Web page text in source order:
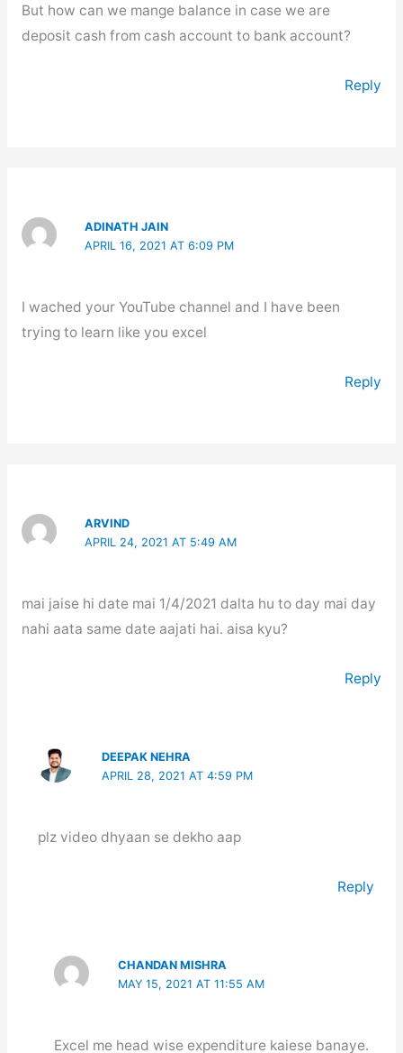
But how can we mange balance in case we are
deposit cash from cash account to bank account?
Reply
ADINATH JAIN
APRIL 16, 2021 AT 6:09 PM
I wached your YouTube channel and I have been
trying to learn like you excel
Reply
ARVIND
APRIL 24, 2021 AT 5:49 AM
mai jaise hi date mai 1/4/2021 dalta hu to day mai day
nahi aata same date aajati hai. aisa kyu?
Reply
DEEPAK NEHRA
APRIL 28, 2021 AT 4:59 PM
plz video dhyaan se dekho aap
Reply
CHANDAN MISHRA
MAY 15, 2021 AT 11:55 AM
Excel me head wise expenditure kaiese banaye.